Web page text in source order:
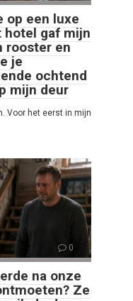
op een luxe
hotel gaf mijn
rooster en
je
ochtend
mijn deur
Voor het eerst in mijn
0
na onze
Ze